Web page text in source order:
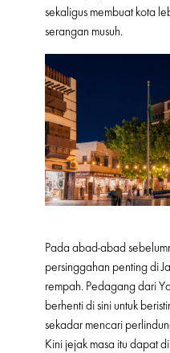
sekaligus membuat kota
serangan musuh.
Pada abad-abad
persinggahan penting di
rempah. Pedagang dari
berhenti di sini untuk
sekadar mencari
Kini jejak masa itu dapat